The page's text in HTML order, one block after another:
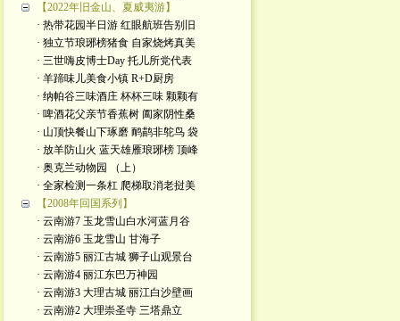
【2022年旧金山、夏威夷游】
· 热带花园半日游 红眼航班告别旧
· 独立节琅琊榜猪食 自家烧烤真美
· 三世嗨皮博士Day 托儿所党代表
· 羊蹄味儿美食小镇 R+D厨房
· 纳帕谷三味酒庄 杯杯三味 颗颗有
· 啤酒花父亲节香蕉树 阖家阴性桑
· 山顶快餐山下琢磨 鸸鹋非鸵鸟 袋
· 放羊防山火 蓝天雄雁琅琊榜 顶峰
· 奥克兰动物园 （上）
· 全家检测一条杠 爬梯取消老挝美
【2008年回国系列】
· 云南游7 玉龙雪山白水河蓝月谷
· 云南游6 玉龙雪山 甘海子
· 云南游5 丽江古城 狮子山观景台
· 云南游4 丽江东巴万神园
· 云南游3 大理古城 丽江白沙壁画
· 云南游2 大理崇圣寺 三塔鼎立